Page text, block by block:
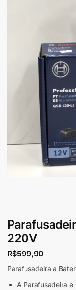
220V
R$599,90
Parafusadeira a
A Parafusadeira e